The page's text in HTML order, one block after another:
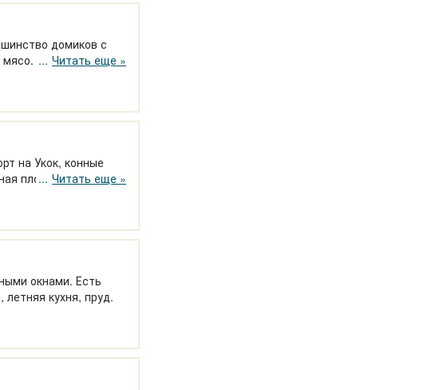
домиков с
Транспорт для
Читать еще »
на Укок, конные
площадка. Можно с
Читать еще »
окнами. Есть
кухня, пруд.